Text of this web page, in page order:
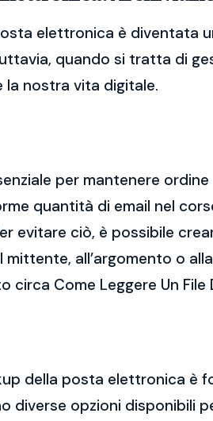
elettronica è diventata
quando si tratta di
nostra vita digitale.
per mantenere
quantità di email nel
evitare ciò, è possibile
mittente, all’argomento o
Come Leggere Un File
della posta elettronica è
diverse opzioni disponibili